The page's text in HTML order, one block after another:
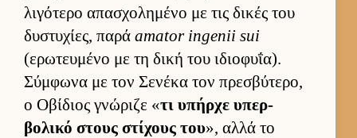
λιγότερο απασχολημένο με τις δικές του
δυστυχίες, παρά amator ingenii sui
(ερωτευ­μένο με τη δική του ιδιο­φυΐα).
Σύμ­φωνα με τον Σενέκα τον πρεσβύτερο,
ο Οβίδιος γνώριζε «τι υπήρχε υπερ­
βολικό στους στίχους του», αλλά το